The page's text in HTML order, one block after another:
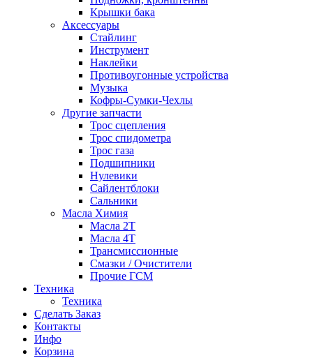
Крышки бака
Аксессуары
Стайлинг
Инструмент
Наклейки
Противоугонные устройства
Музыка
Кофры-Сумки-Чехлы
Другие запчасти
Трос сцепления
Трос спидометра
Трос газа
Подшипники
Нулевики
Сайлентблоки
Сальники
Масла Химия
Масла 2Т
Масла 4Т
Трансмиссионные
Смазки / Очистители
Прочие ГСМ
Техника
Техника
Сделать Заказ
Контакты
Инфо
Корзина